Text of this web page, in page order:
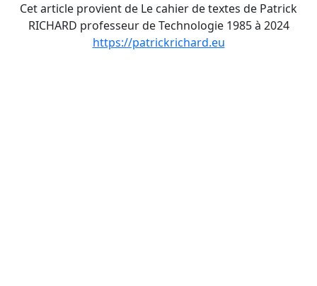
Cet article provient de Le cahier de textes de Patrick
RICHARD professeur de Technologie 1985 à 2024
https://patrickrichard.eu